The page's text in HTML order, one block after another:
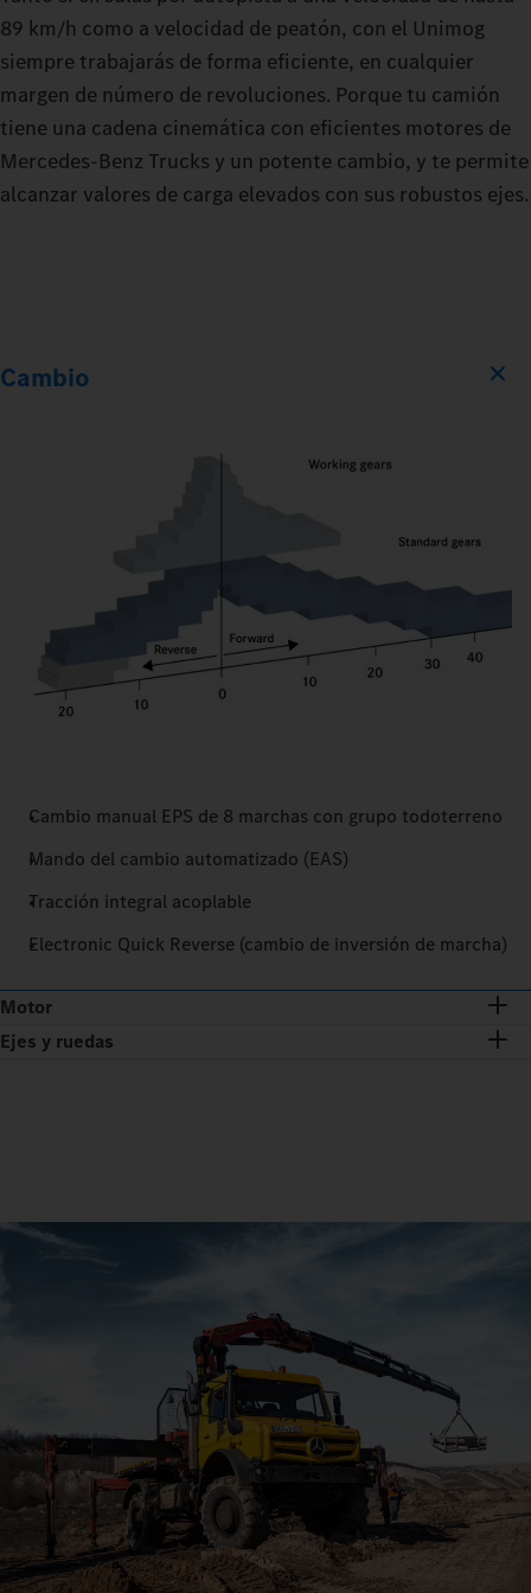
89 km/h como a velocidad de peatón, con el Unimog
siempre trabajarás de forma eficiente, en cualquier
margen de número de revoluciones. Porque tu camión
tiene una cadena cinemática con eficientes motores de
Mercedes‑Benz Trucks y un potente cambio, y te permite
alcanzar valores de carga elevados con sus robustos ejes.
Cambio
Cambio manual EPS de 8 marchas con grupo todoterreno
Mando del cambio automatizado (EAS)
Tracción integral acoplable
Electronic Quick Reverse (cambio de inversión de marcha)
Motor
Ejes y ruedas